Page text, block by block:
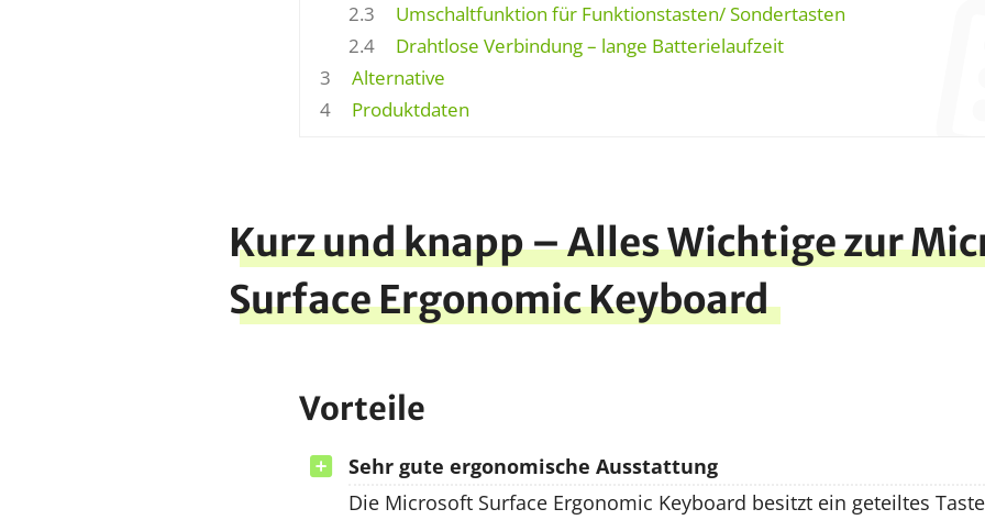
2.3
Umschaltfunktion für Funktionstasten/ Sondertasten
2.4
Drahtlose Verbindung – lange Batterielaufzeit
3
Alternative
4
Produktdaten
Kurz und knapp – Alles Wichtige zur
Surface Ergonomic Keyboard
Vorteile
Sehr gute ergonomische Ausstattung
Die Microsoft Surface Ergonomic Keyboard besitzt ein geteiltes